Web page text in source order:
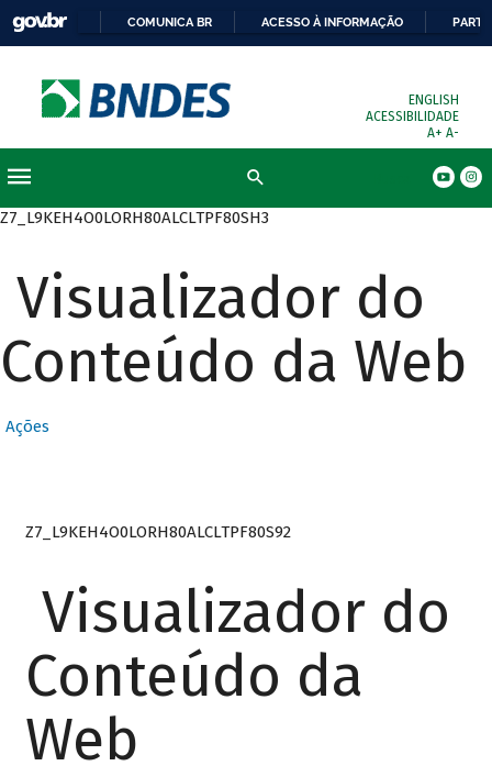
COMUNICA BR ACESSO À INFORMAÇÃO
ENGLISH
ACESSIBILIDADE
A+ A-
Z7_L9KEH4O0LORH80ALCLTPF80SH3
Visualizador do
Conteúdo da Web
Ações
Z7_L9KEH4O0LORH80ALCLTPF80S92
Visualizador do
Conteúdo da
Web